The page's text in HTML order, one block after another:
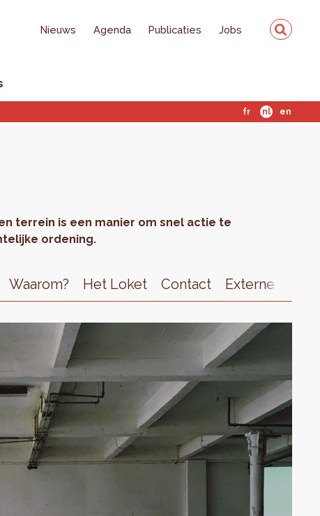
Nieuws Agenda Publicaties Jobs
fr nl en
terrein is een manier om snel actie te
ordening.
Waarom? Het Loket Contact Externe links